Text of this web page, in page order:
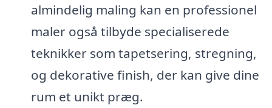
almindelig maling kan en professionel
maler også tilbyde specialiserede
teknikker som tapetsering, stregning,
og dekorative finish, der kan give dine
rum et unikt præg.